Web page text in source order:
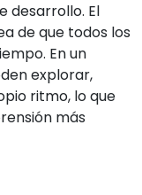
desarrollo. El
de que todos los
En un
explorar,
ritmo, lo que
más